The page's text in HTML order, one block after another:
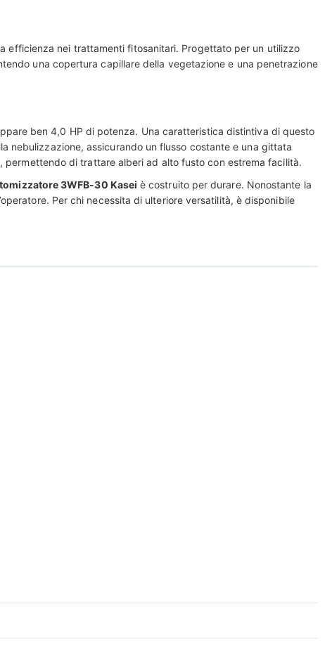
efficienza nei trattamenti fitosanitari. Progettato per un utilizzo
una copertura capillare della vegetazione e una penetrazione
ben 4,0 HP di potenza. Una caratteristica distintiva di questo
nebulizzazione, assicurando un flusso costante e una gittata
di trattare alberi ad alto fusto con estrema facilità.
3WFB-30 Kasei è costruito per durare. Nonostante la
Per chi necessita di ulteriore versatilità, è disponibile